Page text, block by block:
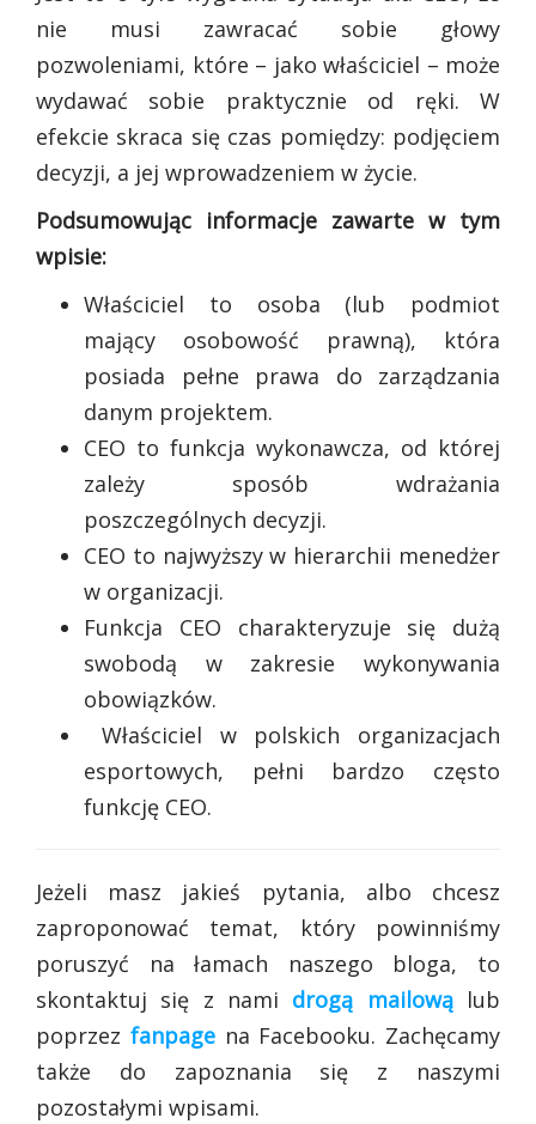
nie musi zawracać sobie głowy
pozwoleniami, które – jako właściciel – może
wydawać sobie praktycznie od ręki. W
efekcie skraca się czas pomiędzy: podjęciem
decyzji, a jej wprowadzeniem w życie.
Podsumowując informacje zawarte w tym
wpisie:
Właściciel to osoba (lub podmiot
mający osobowość prawną), która
posiada pełne prawa do zarządzania
danym projektem.
CEO to funkcja wykonawcza, od której
zależy sposób wdrażania
poszczególnych decyzji.
CEO to najwyższy w hierarchii menedżer
w organizacji.
Funkcja CEO charakteryzuje się dużą
swobodą w zakresie wykonywania
obowiązków.
Właściciel w polskich organizacjach
esportowych, pełni bardzo często
funkcję CEO.
Jeżeli masz jakieś pytania, albo chcesz
zaproponować temat, który powinniśmy
poruszyć na łamach naszego bloga, to
skontaktuj się z nami drogą mailowąlub
poprzez fanpagena Facebooku. Zachęcamy
także do zapoznania się z naszymi
pozostałymi wpisami.